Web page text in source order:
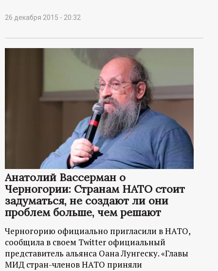
п
о
26 декабря 2015 - 20:32
Анатолий Вассерман о
Черногории: Странам НАТО стоит
задуматься, не создают ли они
проблем больше, чем решают
Черногорию официально пригласили в НАТО,
сообщила в своем Twitter официальный
представитель альянса Оана Лунгеску. «Главы
МИД стран-членов НАТО приняли